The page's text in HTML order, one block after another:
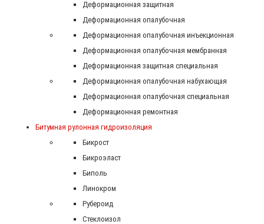
Деформационная защитная
Деформационная опалубочная
Деформационная опалубочная инъекционная
Деформационная опалубочная мембранная
Деформационная защитная специальная
Деформационная опалубочная набухающая
Деформационная опалубочная специальная
Деформационная ремонтная
Битумная рулонная гидроизоляция
Бикрост
Бикроэласт
Биполь
Линокром
Рубероид
Стеклоизол